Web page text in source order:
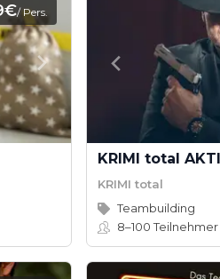
/ Pers.
KRIMI total
Teambuilding
8–100Teilnehmer